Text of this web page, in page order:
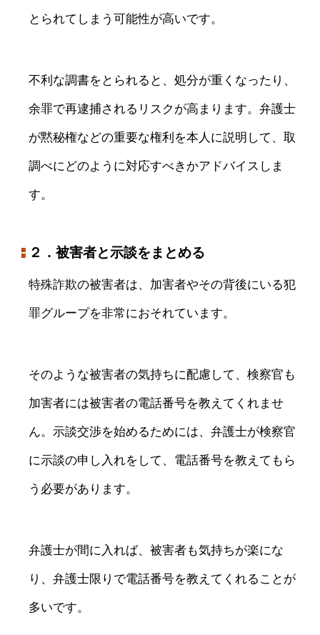
とられてしまう可能性が高いです。
不利な調書をとられると、処分が重くなったり、
余罪で再逮捕されるリスクが高まります。弁護士
が黙秘権などの重要な権利を本人に説明して、取
調べにどのように対応すべきかアドバイスしま
す。
２．被害者と示談をまとめる
特殊詐欺の被害者は、加害者やその背後にいる犯
罪グループを非常におそれています。
そのような被害者の気持ちに配慮して、検察官も
加害者には被害者の電話番号を教えてくれませ
ん。示談交渉を始めるためには、弁護士が検察官
に示談の申し入れをして、電話番号を教えてもら
う必要があります。
弁護士が間に入れば、被害者も気持ちが楽にな
り、弁護士限りで電話番号を教えてくれることが
多いです。